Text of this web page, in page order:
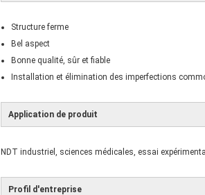
Structure ferme
Bel aspect
Bonne qualité, sûr et fiable
Installation et élimination des imperfections
Application de produit
NDT industriel, sciences médicales, essai
Profil d'entreprise